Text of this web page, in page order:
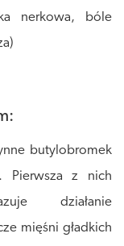
nerkowa, bóle
butylobromek
Pierwsza z nich
działanie
mięśni gładkich